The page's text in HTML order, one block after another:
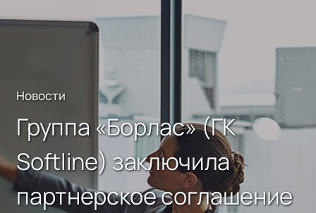
Новости
Группа «Борлас» (ГК
Softline) заключила
партнерское соглашение